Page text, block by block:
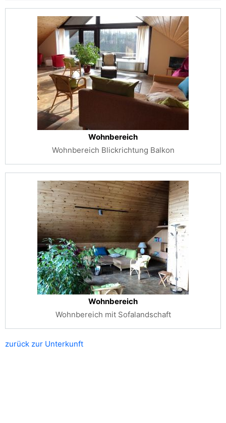
Wohnbereich
Wohnbereich Blickrichtung Balkon
Wohnbereich
Wohnbereich mit Sofalandschaft
zurück zur Unterkunft